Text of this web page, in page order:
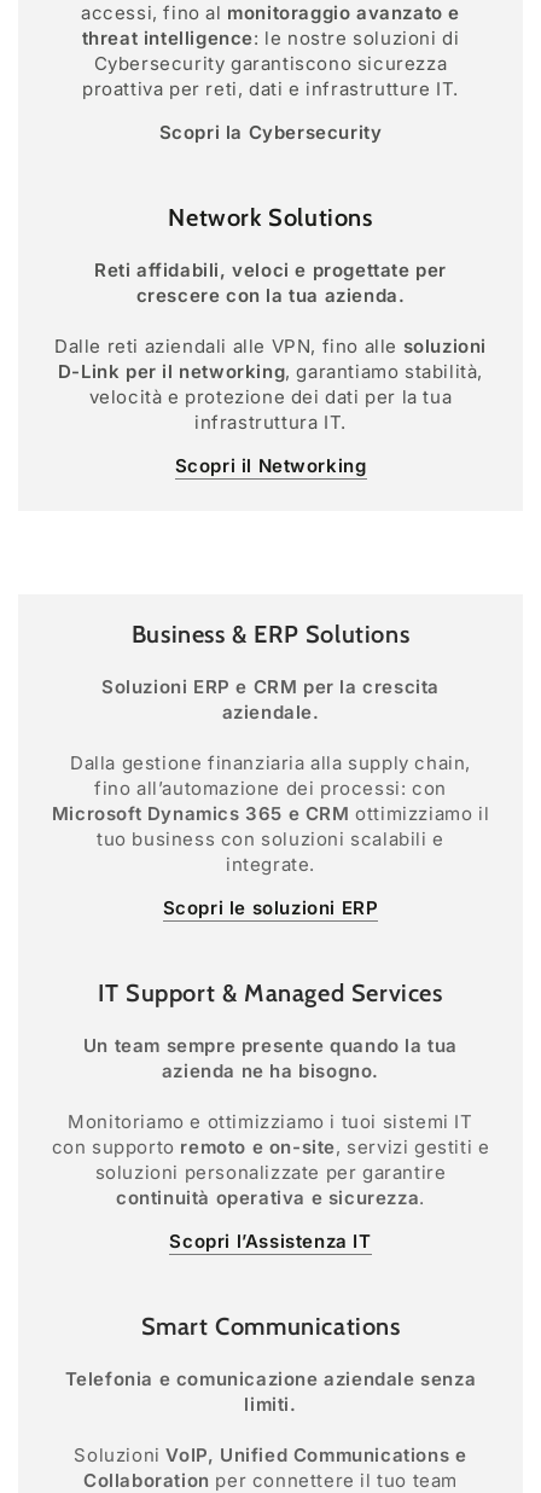
accessi, fino al monitoraggio avanzato e
threat intelligence: le nostre soluzioni di
Cybersecurity garantiscono sicurezza
proattiva per reti, dati e infrastrutture IT.
Scopri la Cybersecurity
Network Solutions
Reti affidabili, veloci e progettate per
crescere con la tua azienda.
Dalle reti aziendali alle VPN, fino alle soluzioni
D-Link per il networking, garantiamo stabilità,
velocità e protezione dei dati per la tua
infrastruttura IT.
Scopri il Networking
Business & ERP Solutions
Soluzioni ERP e CRM per la crescita
aziendale.
Dalla gestione finanziaria alla supply chain,
fino all’automazione dei processi: con
Microsoft Dynamics 365 e CRM ottimizziamo il
tuo business con soluzioni scalabili e
integrate.
Scopri le soluzioni ERP
IT Support & Managed Services
Un team sempre presente quando la tua
azienda ne ha bisogno.
Monitoriamo e ottimizziamo i tuoi sistemi IT
con supporto remoto e on-site, servizi gestiti e
soluzioni personalizzate per garantire
continuità operativa e sicurezza.
Scopri l’Assistenza IT
Smart Communications
Telefonia e comunicazione aziendale senza
limiti.
SoluzioniVoIP, Unified Communications e
Collaboration per connettere il tuo team